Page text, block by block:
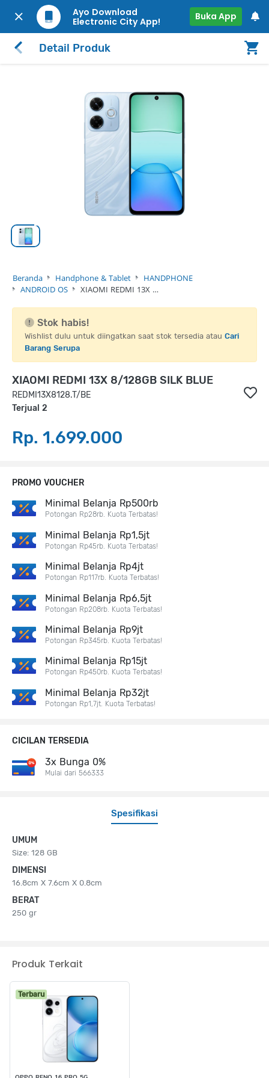
Ayo Download
Electronic City App!
Buka App
Detail Produk
Beranda Handphone & Tablet
HANDPHONE
ANDROID OS
XIAOMI REDMI 13X …
Stok habis!
Wishlist dulu untuk diingatkan saat stok tersedia atau Cari
Barang Serupa
XIAOMI REDMI 13X 8/128GB SILK BLUE
REDMI13X8128.T/BE
Terjual 2
Rp. 1.699.000
Spesifikasi
UMUM
Size: 128 GB
DIMENSI
16.8cm X 7.6cm X 0.8cm
BERAT
250 gr
PROMO VOUCHER
Minimal Belanja Rp500rb
Potongan Rp28rb. Kuota Terbatas!
Minimal Belanja Rp1,5jt
Potongan Rp45rb. Kuota Terbatas!
Minimal Belanja Rp4jt
Potongan Rp117rb. Kuota Terbatas!
Minimal Belanja Rp6,5jt
Potongan Rp208rb. Kuota Terbatas!
Minimal Belanja Rp9jt
Potongan Rp345rb. Kuota Terbatas!
Minimal Belanja Rp15jt
Potongan Rp450rb. Kuota Terbatas!
Minimal Belanja Rp32jt
Potongan Rp1,7jt. Kuota Terbatas!
CICILAN TERSEDIA
3x Bunga 0%
Mulai dari 566333
Produk Terkait
Terbaru